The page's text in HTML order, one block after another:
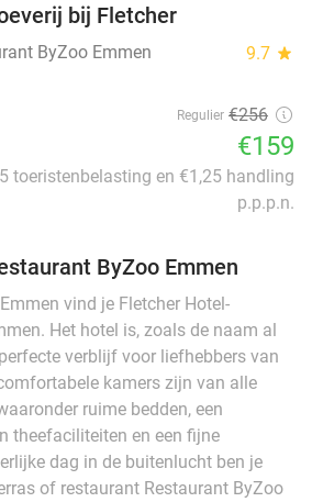
bij Fletcher
ByZoo Emmen 9.7 star
Regulier €256
€159
toeristenbelasting en €1,25 handling
p.p.p.n.
ByZoo Emmen
vind je Fletcher Hotel-
Het hotel is, zoals de naam al
verblijf voor liefhebbers van
kamers zijn van alle
ruime bedden, een
theefaciliteiten en een fijne
dag in de buitenlucht ben je
of restaurant Restaurant ByZoo